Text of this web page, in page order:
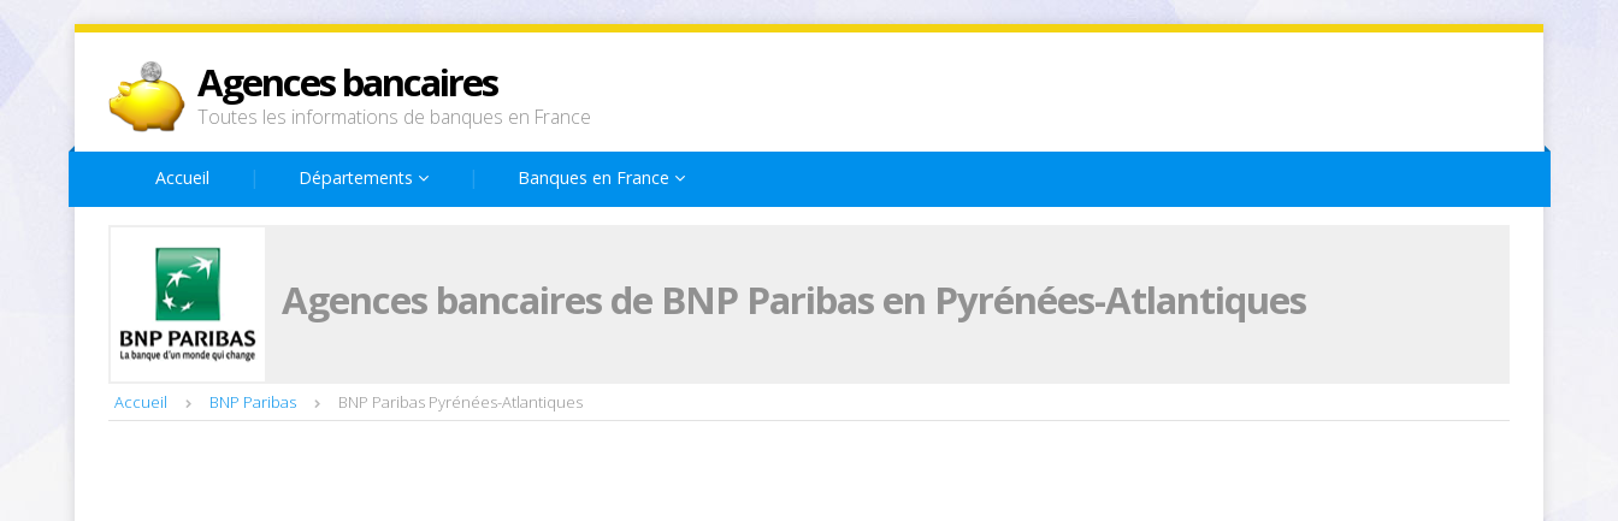
Agences bancaires
Toutes les informations de banques en France
Accueil Départements Banques en France
Agences bancaires de BNP Paribas en Pyrénées-Atlantiques
Accueil BNP Paribas BNP Paribas Pyrénées-Atlantiques